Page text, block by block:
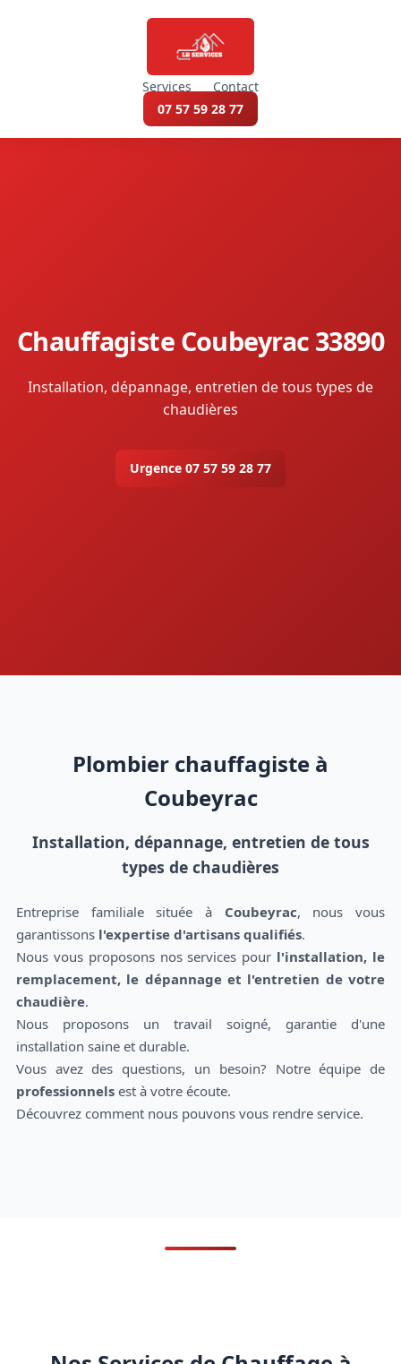
Services
Contact
07 57 59 28 77
Chauffagiste Coubeyrac 33890
Installation, dépannage, entretien de tous types de
chaudières
Urgence 07 57 59 28 77
Plombier chauffagiste à
Coubeyrac
Installation, dépannage, entretien de tous
types de chaudières
Entreprise familiale située à Coubeyrac, nous vous
garantissons l'expertise d'artisans qualifiés.
Nous vous proposons nos services pour l'installation, le
remplacement, le dépannage et l'entretien de votre
chaudière.
Nous proposons un travail soigné, garantie d'une
installation saine et durable.
Vous avez des questions, un besoin? Notre équipe de
professionnelsest à votre écoute.
Découvrez comment nous pouvons vous rendre service.